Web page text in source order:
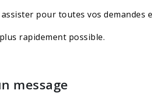
assister pour toutes vos demandes
rapidement possible.
message